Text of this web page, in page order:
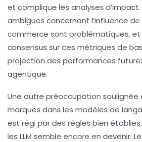
et complique les analyses
ambiguës concernant l’influence de
commerce sont problématiques, et
consensus sur ces métriques de
projection des performances
agentique.
Une autre préoccupation soulignée
marques dans les modèles de
est régi par des règles bien
les LLM semble encore en devenir.